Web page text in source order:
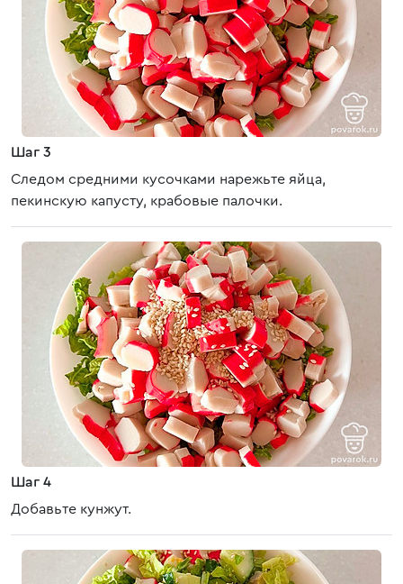
Шаг 3
Следом средними кусочками нарежьте яйца,
пекинскую капусту, крабовые палочки.
Шаг 4
Добавьте кунжут.